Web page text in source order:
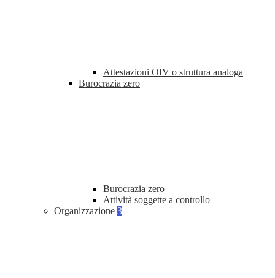
Attestazioni OIV o struttura analoga
Burocrazia zero
Burocrazia zero
Attività soggette a controllo
Organizzazione 3